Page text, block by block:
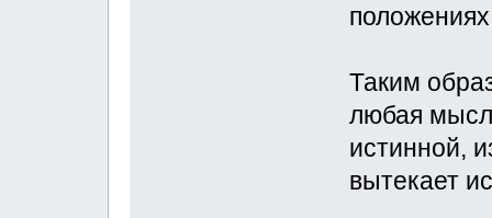
Таким
любая
истинной,
вытекает